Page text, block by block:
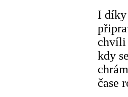
I díky
chvíli
kdy
čase